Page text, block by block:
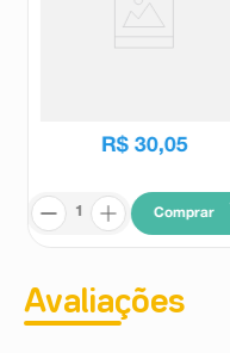
R$ 30,05
Comprar
Avaliações